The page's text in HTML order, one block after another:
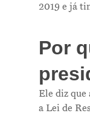
2019 e já
Por
Ele diz que
a Lei de